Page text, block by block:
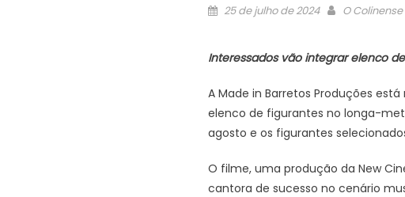
Posted
25 de julho de 2024 Author
O Colinense
Interessados vão integrar elenco
A Made in Barretos Produções
elenco de figurantes no longa-
agosto e os figurantes
O filme, uma produção da New
cantora de sucesso no cenário